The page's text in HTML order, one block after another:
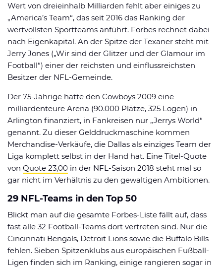
Wert von dreieinhalb Milliarden fehlt aber einiges zu
„America’s Team“, das seit 2016 das Ranking der
wertvollsten Sportteams anführt. Forbes rechnet dabei
nach Eigenkapital. An der Spitze der Texaner steht mit
Jerry Jones („Wir sind der Glitzer und der Glamour im
Football“) einer der reichsten und einflussreichsten
Besitzer der NFL-Gemeinde.
Der 75-Jährige hatte den Cowboys 2009 eine
milliardenteure Arena (90.000 Plätze, 325 Logen) in
Arlington finanziert, in Fankreisen nur „Jerrys World“
genannt. Zu dieser Gelddruckmaschine kommen
Merchandise-Verkäufe, die Dallas als einziges Team der
Liga komplett selbst in der Hand hat. Eine Titel-Quote
von Quote 23,00 in der NFL-Saison 2018 steht mal so
gar nicht im Verhältnis zu den gewaltigen Ambitionen.
29 NFL-Teams in den Top 50
Blickt man auf die gesamte Forbes-Liste fällt auf, dass
fast alle 32 Football-Teams dort vertreten sind. Nur die
Cincinnati Bengals, Detroit Lions sowie die Buffalo Bills
fehlen. Sieben Spitzenklubs aus europäischen Fußball-
Ligen finden sich im Ranking, einige rangieren sogar in